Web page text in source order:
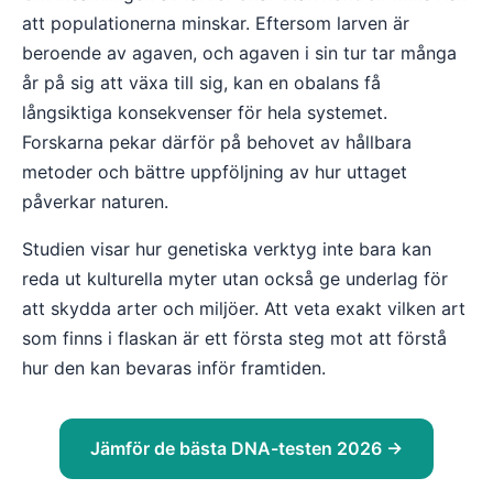
att populationerna minskar. Eftersom larven är
beroende av agaven, och agaven i sin tur tar många
år på sig att växa till sig, kan en obalans få
långsiktiga konsekvenser för hela systemet.
Forskarna pekar därför på behovet av hållbara
metoder och bättre uppföljning av hur uttaget
påverkar naturen.
Studien visar hur genetiska verktyg inte bara kan
reda ut kulturella myter utan också ge underlag för
att skydda arter och miljöer. Att veta exakt vilken art
som finns i flaskan är ett första steg mot att förstå
hur den kan bevaras inför framtiden.
Jämför de bästa DNA-testen 2026 →